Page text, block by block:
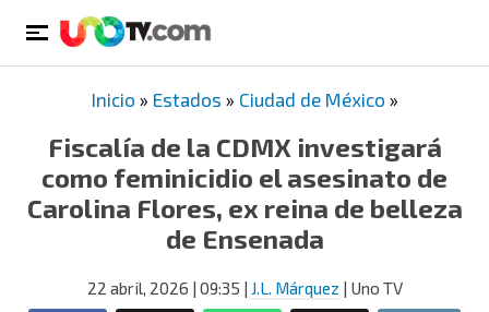
Inicio » Estados » Ciudad de México »
Fiscalía de la CDMX investigará
como feminicidio el asesinato de
Carolina Flores, ex reina de belleza
de Ensenada
22 abril, 2026 | 09:35 | J.L. Márquez | Uno TV